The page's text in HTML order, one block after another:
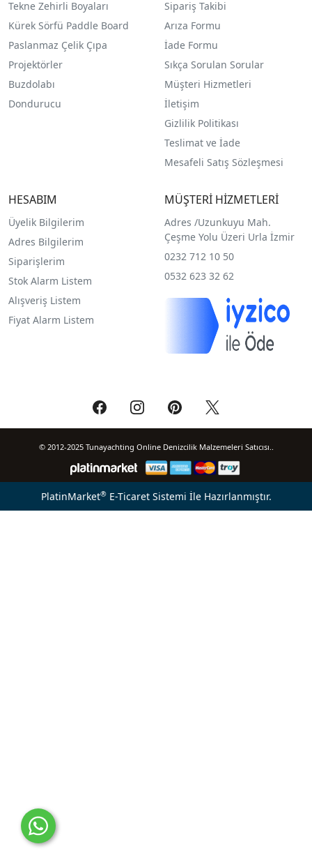
Tekne Zehirli Boyaları
Kürek Sörfü Paddle Board
Paslanmaz Çelik Çıpa
Projektörler
Buzdolabı
Dondurucu
Sipariş Takibi
Arıza Formu
İade Formu
Sıkça Sorulan Sorular
Müşteri Hizmetleri
İletişim
Gizlilik Politikası
Teslimat ve İade
Mesafeli Satış Sözleşmesi
HESABIM
Üyelik Bilgilerim
Adres Bilgilerim
Siparişlerim
Stok Alarm Listem
Alışveriş Listem
Fiyat Alarm Listem
MÜŞTERİ HİZMETLERİ
Adres /Uzunkuyu Mah.
Çeşme Yolu Üzeri Urla İzmir
0232 712 10 50
0532 623 32 62
© 2012-2025 Tunayachting Online Denizcilik Malzemeleri Satıcısı..
PlatinMarket®E-Ticaret Sistemi İle Hazırlanmıştır.